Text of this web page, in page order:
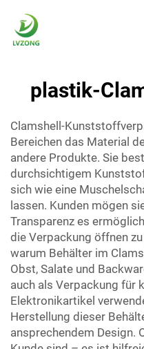
plastik-
Clamshell-
Bereichen das Material
andere Produkte. Sie
durchsichtigem
sich wie eine
lassen. Kunden mögen
Transparenz es
die Verpackung öffnen
warum Behälter im
Obst, Salate und
auch als Verpackung für
Elektronikartikel
Herstellung dieser
ansprechendem Design.